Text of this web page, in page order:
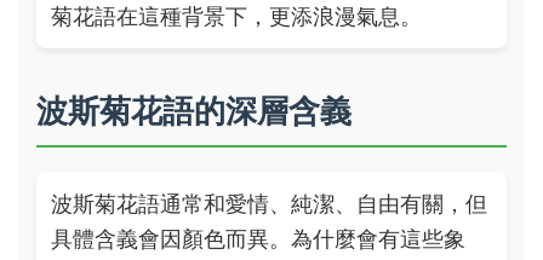
菊花語在這種背景下，更添浪漫氣息。
波斯菊花語的深層含義
波斯菊花語通常和愛情、純潔、自由有關，但
具體含義會因顏色而異。為什麼會有這些象